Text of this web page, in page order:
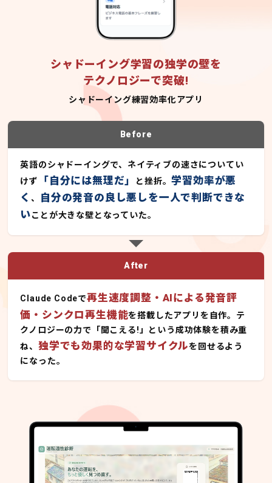
シャドーイング学習の独学の壁を
テクノロジーで突破!
シャドーイング練習効率化アプリ
Before
英語のシャドーイングで、ネイティブの速さについてい
けず
「自分には無理だ」 と挫折。学習効率が悪
く、
自分の発音の良し悪しを一人で判断できな
いことが大きな壁となっていた。
After
Claude Codeで再生速度調整・AIによる発音評
価・シンクロ再生機能を搭載したアプリを自作。テ
クノロジーの力で「聞こえる!」という成功体験を積み重
ね、独学でも効果的な学習サイクルを回せるよう
になった。